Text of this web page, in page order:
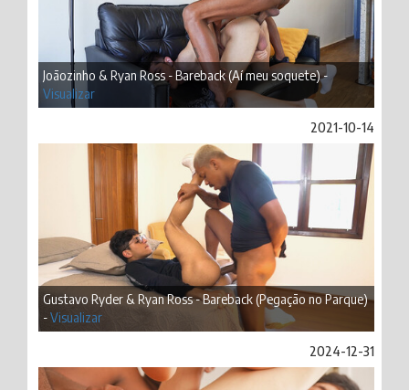
Joãozinho & Ryan Ross - Bareback (Aí meu soquete) -
Visualizar
2021-10-14
Gustavo Ryder & Ryan Ross - Bareback (Pegação no Parque)
-Visualizar
2024-12-31